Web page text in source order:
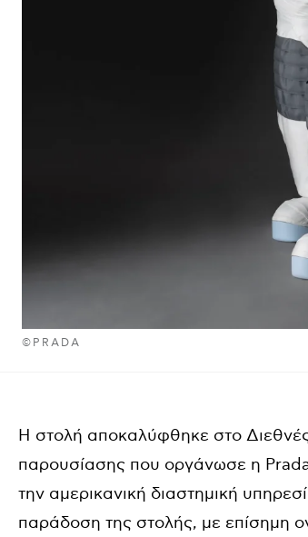
©PRADA
Η στολή αποκαλύφθηκε στο
παρουσίασης που οργάνωσε η Prada
την αμερικανική διαστημική
παράδοση της στολής, με επίσημη